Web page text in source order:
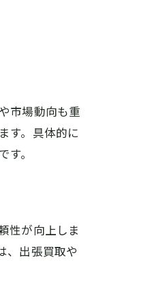
市場動向も重
す。具体的に
。
性が向上しま
、出張買取や